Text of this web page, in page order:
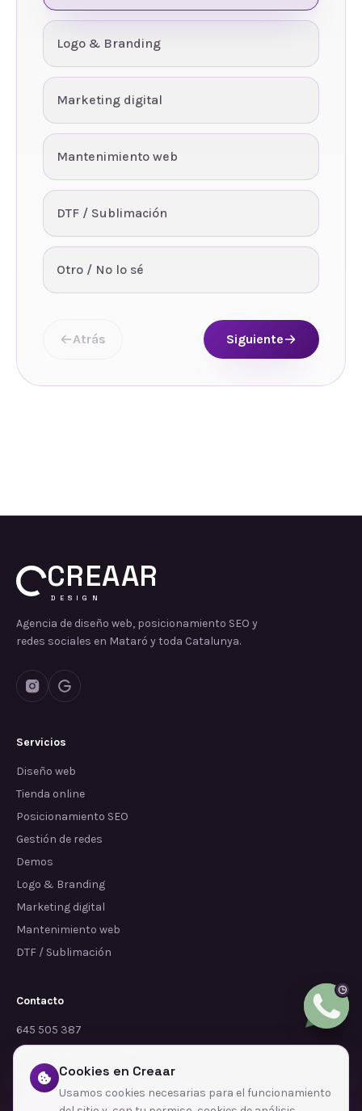
Logo & Branding
Marketing digital
Mantenimiento web
DTF / Sublimación
Otro / No lo sé
Atrás Siguiente
CREAAR
DESIGN
Agencia de diseño web, posicionamiento SEO y
redes sociales en Mataró y toda Catalunya.
Servicios
Diseño web
Tienda online
Posicionamiento SEO
Gestión de redes
Demos
Logo & Branding
Marketing digital
Mantenimiento web
DTF / Sublimación
Contacto
645 505 387
info@dependalium.com
Mataró (Barcelona)
Cookies en Creaar
Usamos cookies necesarias para el funcionamiento